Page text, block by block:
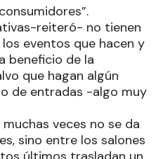
reiteró- no tienen
eventos que hacen y
beneficio de la
que hagan algún
de entradas -algo muy
veces no se da
sino entre los salones